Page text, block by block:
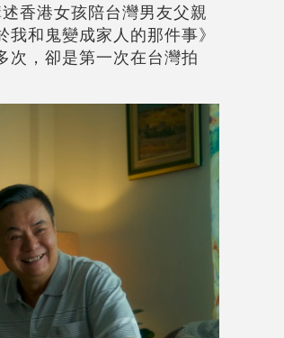
香港女孩陪台灣男友父親
和鬼變成家人的那件事》
次，卻是第一次在台灣拍